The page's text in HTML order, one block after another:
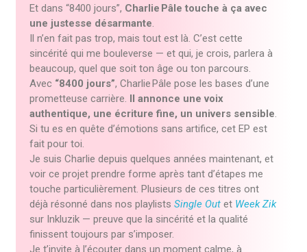
Et dans “8400 jours”, Charlie Pâle touche à ça avec
une justesse désarmante.
Il n’en fait pas trop, mais tout est là. C’est cette
sincérité qui me bouleverse — et qui, je crois, parlera à
beaucoup, quel que soit ton âge ou ton parcours.
Avec “8400 jours”, Charlie Pâle pose les bases d’une
prometteuse carrière. Il annonce une voix
authentique, une écriture fine, un univers sensible.
Si tu es en quête d’émotions sans artifice, cet EP est
fait pour toi.
Je suis Charlie depuis quelques années maintenant, et
voir ce projet prendre forme après tant d’étapes me
touche particulièrement. Plusieurs de ces titres ont
déjà résonné dans nos playlistsSingle Out et Week Zik
sur Inkluzik — preuve que la sincérité et la qualité
finissent toujours par s’imposer.
Je t’invite à l’écouter dans un moment calme, à